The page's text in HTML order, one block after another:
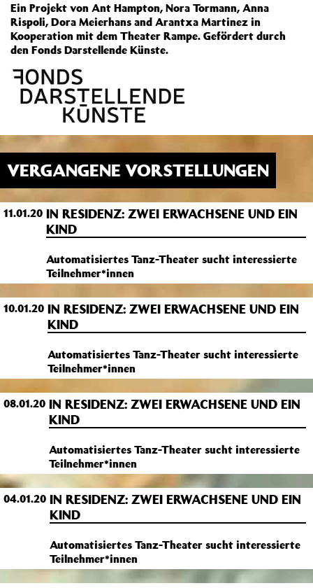
Ein Projekt von Ant Hampton, Nora Tormann, Anna
Rispoli, Dora Meierhans and Arantxa Martinez in
Kooperation mit dem Theater Rampe. Gefördert durch
den Fonds Darstellende Künste.
VERGANGENE VORSTELLUNGEN
11.01.20 IN RESIDENZ: ZWEI ERWACHSENE UND EIN
KIND
Automatisiertes Tanz-Theater sucht interessierte
Teilnehmer*innen
10.01.20 IN RESIDENZ: ZWEI ERWACHSENE UND EIN
KIND
Automatisiertes Tanz-Theater sucht interessierte
Teilnehmer*innen
08.01.20 IN RESIDENZ: ZWEI ERWACHSENE UND EIN
KIND
Automatisiertes Tanz-Theater sucht interessierte
Teilnehmer*innen
04.01.20 IN RESIDENZ: ZWEI ERWACHSENE UND EIN
KIND
Automatisiertes Tanz-Theater sucht interessierte
Teilnehmer*innen